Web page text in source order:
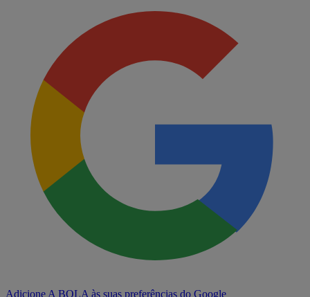
Adicione A BOLA às suas preferências do Google